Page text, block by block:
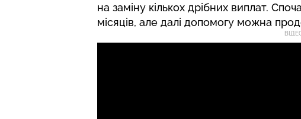
на заміну кількох дрібних виплат.
місяців, але далі допомогу можна